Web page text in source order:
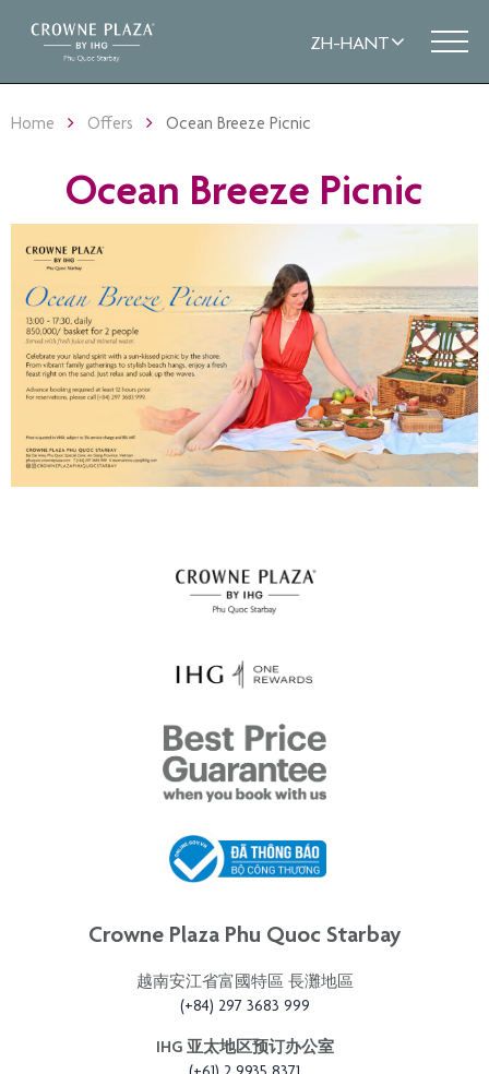
Home Offers Ocean Breeze Picnic
Ocean Breeze Picnic
Crowne Plaza Phu Quoc Starbay
越南安江省富國特區 長灘地區
(+84) 297 3683 999
IHG 亚太地区预订办公室